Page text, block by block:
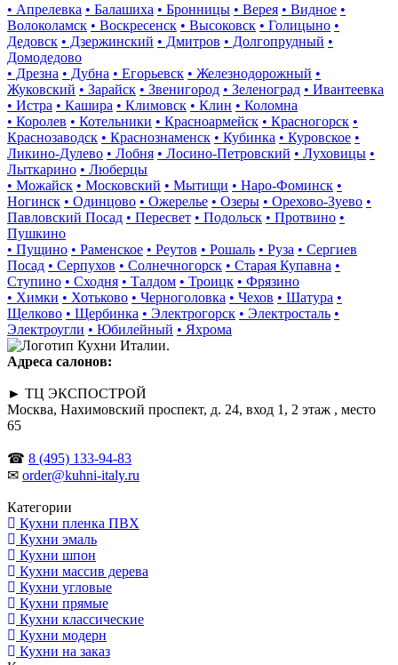
• Апрелевка • Балашиха • Бронницы • Верея • Видное •
Волоколамск • Воскресенск • Высоковск • Голицыно •
Дедовск • Дзержинский • Дмитров • Долгопрудный •
Домодедово
• Дрезна • Дубна • Егорьевск • Железнодорожный •
Жуковский • Зарайск • Звенигород • Зеленоград • Ивантеевка
• Истра • Кашира • Климовск • Клин • Коломна
• Королев • Котельники • Красноармейск • Красногорск •
Краснозаводск • Краснознаменск • Кубинка • Куровское •
Ликино-Дулево • Лобня • Лосино-Петровский • Луховицы •
Лыткарино • Люберцы
• Можайск • Московский • Мытищи • Наро-Фоминск •
Ногинск • Одинцово • Ожерелье • Озеры • Орехово-Зуево •
Павловский Посад • Пересвет • Подольск • Протвино •
Пушкино
• Пущино • Раменское • Реутов • Рошаль • Руза • Сергиев
Посад • Серпухов • Солнечногорск • Старая Купавна •
Ступино • Сходня • Талдом • Троицк • Фрязино
• Химки • Хотьково • Черноголовка • Чехов • Шатура •
Щелково • Щербинка • Электрогорск • Электросталь •
Электроугли • Юбилейный • Яхрома
Адреса салонов:
► ТЦ ЭКСПОСТРОЙ
Москва, Нахимовский проспект, д. 24, вход 1, 2 этаж , место
65
☎ 8 (495) 133-94-83
✉ order@kuhni-italy.ru
Категории
Кухни пленка ПВХ
Кухни эмаль
Кухни шпон
Кухни массив дерева
Кухни угловые
Кухни прямые
Кухни классические
Кухни модерн
Кухни на заказ